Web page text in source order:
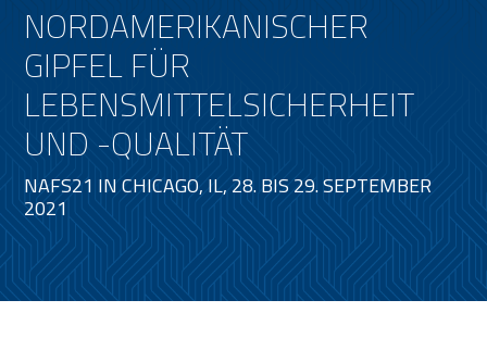
NORDAMERIKANISCHER
GIPFEL FÜR
LEBENSMITTELSICHERHEIT
UND -QUALITÄT
NAFS21 IN CHICAGO, IL, 28. BIS 29. SEPTEMBER
2021